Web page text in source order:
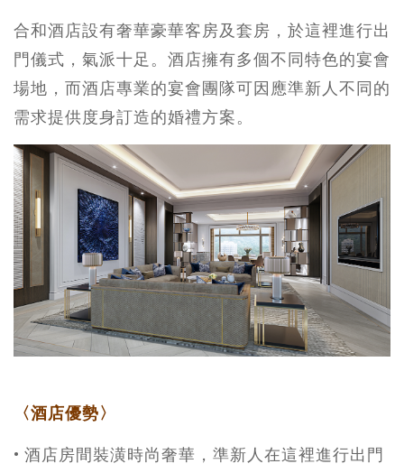
合和酒店設有奢華豪華客房及套房，於這裡進行出
門儀式，氣派十足。酒店擁有多個不同特色的宴會
場地，而酒店專業的宴會團隊可因應準新人不同的
需求提供度身訂造的婚禮方案。
〈酒店優勢〉
• 酒店房間裝潢時尚奢華，準新人在這裡進行出門